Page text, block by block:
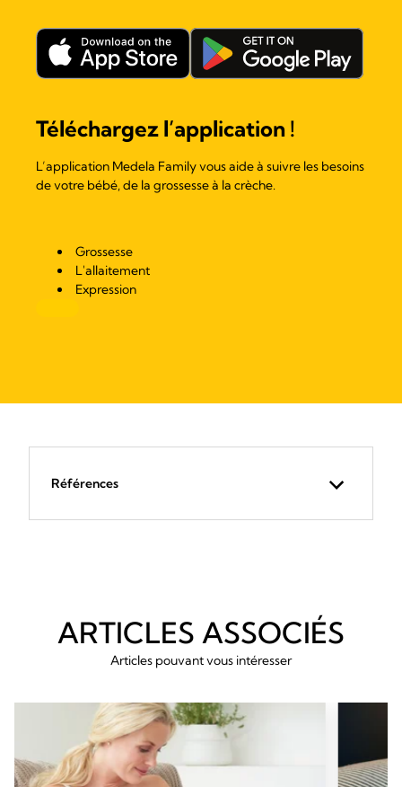
Téléchargez l’application !
L’application Medela Family vous aide à suivre les besoins
de votre bébé, de la grossesse à la crèche.
Grossesse
L'allaitement
Expression
Références
ARTICLES ASSOCIÉS
Articles pouvant vous intéresser